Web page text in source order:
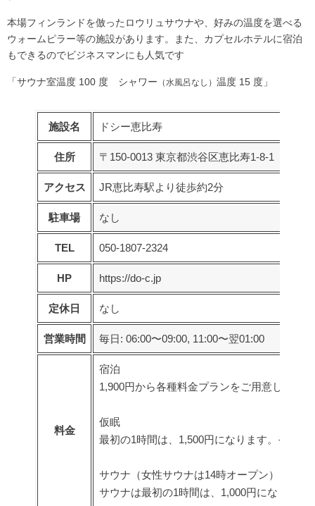
本場フィンランドを倣ったロウリュサウナや、好みの温度を選べる
ウォームピラー等の施設があります。また、カプセルホテルに宿泊
もできるのでビジネスマンにも人気です
「サウナ室温度 100 度 シャワー （水風呂なし） 温度 15 度」
施設名 ドシー恵比寿
住所 〒150-0013 東京都渋谷区恵比寿1-8-1
アクセス JR恵比寿駅より徒歩約2分
駐車場 なし
TEL 050-1807-2324
HP https://do-c.jp
定休日 なし
営業時間 毎日: 06:00〜09:00, 11:00〜翌01:00
料金
宿泊
1,900円から各種料金プランをご用意してお
仮眠
最初の1時間は、1,500円になります。それ
サウナ（女性サウナは14時オープン）
サウナは最初の1時間は、1,000円になりま